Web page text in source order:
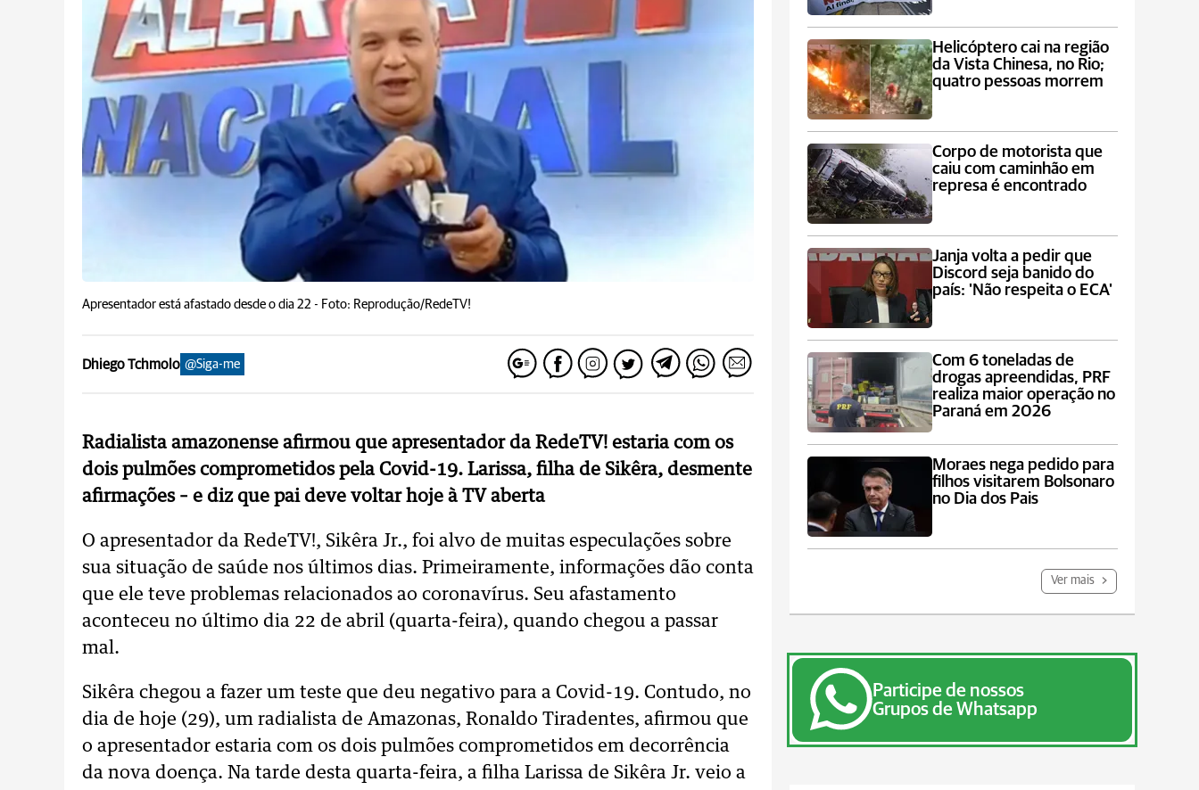
Apresentador está afastado desde o dia 22 - Foto: Reprodução/RedeTV!
Dhiego Tchmolo @Siga-me
Radialista amazonense afirmou que apresentador da RedeTV! estaria com os
dois pulmões comprometidos pela Covid-19. Larissa, filha de Sikêra, desmente
afirmações – e diz que pai deve voltar hoje à TV aberta
O apresentador da RedeTV!, Sikêra Jr., foi alvo de muitas especulações sobre
sua situação de saúde nos últimos dias. Primeiramente, informações dão conta
que ele teve problemas relacionados ao coronavírus. Seu afastamento
aconteceu no último dia 22 de abril (quarta-feira), quando chegou a passar
mal.
Sikêra chegou a fazer um teste que deu negativo para a Covid-19. Contudo, no
dia de hoje (29), um radialista de Amazonas, Ronaldo Tiradentes, afirmou que
o apresentador estaria com os dois pulmões comprometidos em decorrência
da nova doença. Na tarde desta quarta-feira, a filha Larissa de Sikêra Jr. veio a
Helicóptero cai na região
da Vista Chinesa, no Rio;
quatro pessoas morrem
Corpo de motorista que
caiu com caminhão em
represa é encontrado
Janja volta a pedir que
Discord seja banido do
país: 'Não respeita o ECA'
Com 6 toneladas de
drogas apreendidas, PRF
realiza maior operação no
Paraná em 2026
Moraes nega pedido para
filhos visitarem Bolsonaro
no Dia dos Pais
Ver mais
Participe de nossos
Grupos de Whatsapp